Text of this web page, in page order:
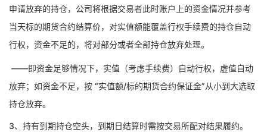
申请放弃的持仓， 公司将根据交易者此时账户上的资金情况并参考
当天标的期货合约结算价，对实值额能覆盖行权手续费的持仓自动
行权，资金不足的，将对部分或者全部持仓放弃处理。
——即资金足够情况下，实值（考虑手续费）自动行权，虚值自动
放弃；如资金不足，按 “实值额/标的期货合约保证金”从小到大选取
持仓放弃。
3、持有到期持仓空头，到期日结算时需按交易所配对结果履约。